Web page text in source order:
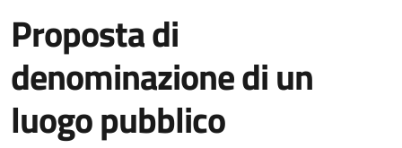
Proposta di
denominazione di un
luogo pubblico